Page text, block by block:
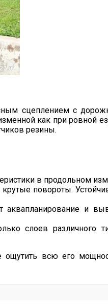
сцеплением с
как при ровной
резины.
в продольном
повороты.
и
слоев различного
ощутить всю его